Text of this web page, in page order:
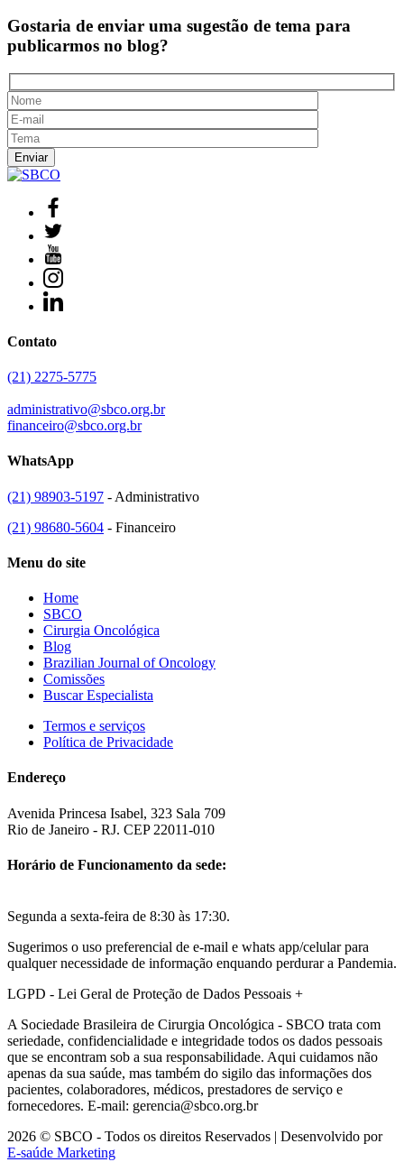
Gostaria de enviar uma sugestão de tema para
publicarmos no blog?
Contato
(21) 2275-5775
administrativo@sbco.org.br
financeiro@sbco.org.br
WhatsApp
(21) 98903-5197 - Administrativo
(21) 98680-5604 - Financeiro
Menu do site
Home
SBCO
Cirurgia Oncológica
Blog
Brazilian Journal of Oncology
Comissões
Buscar Especialista
Termos e serviços
Política de Privacidade
Endereço
Avenida Princesa Isabel, 323 Sala 709
Rio de Janeiro - RJ. CEP 22011-010
Horário de Funcionamento da sede:
Segunda a sexta-feira de 8:30 às 17:30.
Sugerimos o uso preferencial de e-mail e whats app/celular para
qualquer necessidade de informação enquando perdurar a Pandemia.
LGPD - Lei Geral de Proteção de Dados Pessoais +
A Sociedade Brasileira de Cirurgia Oncológica - SBCO trata com
seriedade, confidencialidade e integridade todos os dados pessoais
que se encontram sob a sua responsabilidade. Aqui cuidamos não
apenas da sua saúde, mas também do sigilo das informações dos
pacientes, colaboradores, médicos, prestadores de serviço e
fornecedores. E-mail: gerencia@sbco.org.br
2026 © SBCO - Todos os direitos Reservados | Desenvolvido por
E-saúde Marketing